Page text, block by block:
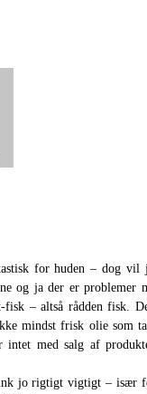
for huden – dog vil
og ja der er problemer
fisk – altså rådden fisk.
mindst frisk olie som
intet med salg af
jo rigtigt vigtigt – især